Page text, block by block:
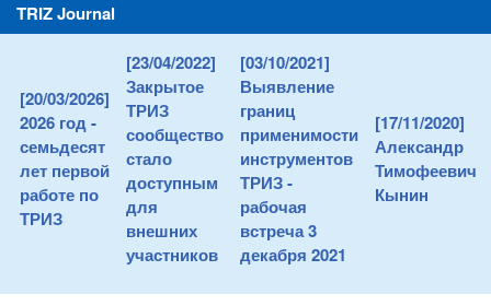
TRIZ Journal
[20/03/2026]
2026 год -
семьдесят
лет первой
работе по
ТРИЗ
[23/04/2022]
Закрытое
ТРИЗ
сообщество
стало
доступным
для
внешних
участников
[03/10/2021]
Выявление
границ
применимости
инструментов
ТРИЗ -
рабочая
встреча 3
декабря 2021
[17/11/2020]
Александр
Тимофеевич
Кынин